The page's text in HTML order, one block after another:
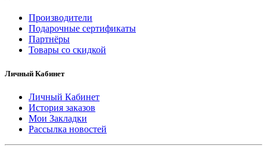
Производители
Подарочные сертификаты
Партнёры
Товары со скидкой
Личный Кабинет
Личный Кабинет
История заказов
Мои Закладки
Рассылка новостей